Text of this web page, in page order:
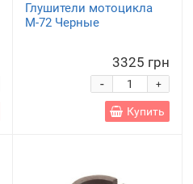
Глушители мотоцикла
М-72 Черные
3325 грн
+
-
Купить